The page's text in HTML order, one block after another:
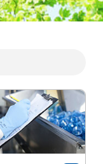
trending_flat
trending_flat
trending_flat